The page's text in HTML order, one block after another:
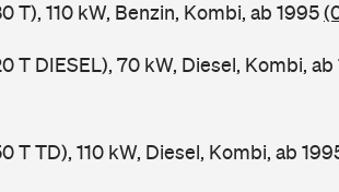
T), 110 kW, Benzin, Kombi, ab 1995
T DIESEL), 70 kW, Diesel, Kombi, ab
T TD), 110 kW, Diesel, Kombi, ab